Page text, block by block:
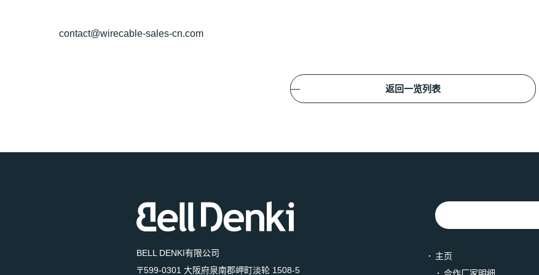
contact@wirecable-sales-cn.com
返回一览列表
BELL DENKI有限公司
〒599-0301 大阪府泉南郡岬町淡轮 1508-5
主页